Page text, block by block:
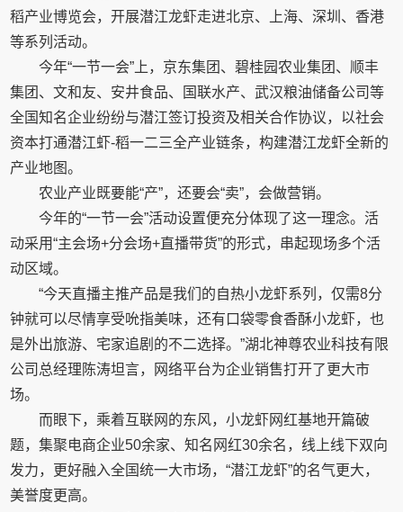
稻产业博览会，开展潜江龙虾走进北京、上海、深圳、香港
等系列活动。
今年“一节一会”上，京东集团、碧桂园农业集团、顺丰
集团、文和友、安井食品、国联水产、武汉粮油储备公司等
全国知名企业纷纷与潜江签订投资及相关合作协议，以社会
资本打通潜江虾-稻一二三全产业链条，构建潜江龙虾全新的
产业地图。
农业产业既要能“产”，还要会“卖”，会做营销。
今年的“一节一会”活动设置便充分体现了这一理念。活
动采用“主会场+分会场+直播带货”的形式，串起现场多个活
动区域。
“今天直播主推产品是我们的自热小龙虾系列，仅需8分
钟就可以尽情享受吮指美味，还有口袋零食香酥小龙虾，也
是外出旅游、宅家追剧的不二选择。”湖北神尊农业科技有限
公司总经理陈涛坦言，网络平台为企业销售打开了更大市
场。
而眼下，乘着互联网的东风，小龙虾网红基地开篇破
题，集聚电商企业50余家、知名网红30余名，线上线下双向
发力，更好融入全国统一大市场，“潜江龙虾”的名气更大，
美誉度更高。